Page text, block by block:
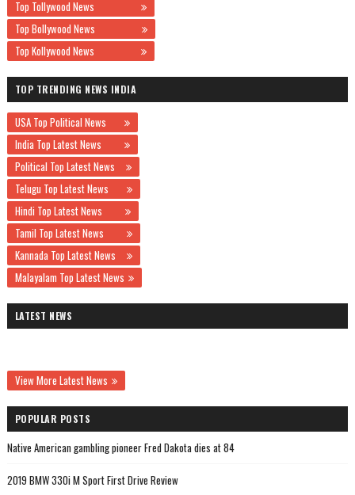
Top Tollywood News
Top Bollywood News
Top Kollywood News
TOP TRENDING NEWS INDIA
USA Top Political News
India Top Latest News
Political Top Latest News
Telugu Top Latest News
Hindi Top Latest News
Tamil Top Latest News
Kannada Top Latest News
Malayalam Top Latest News
LATEST NEWS
View More Latest News
POPULAR POSTS
Native American gambling pioneer Fred Dakota dies at 84
2019 BMW 330i M Sport First Drive Review